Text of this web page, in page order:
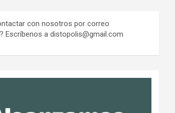
con nosotros por correo
Escríbenos a distopolis@gmail.com